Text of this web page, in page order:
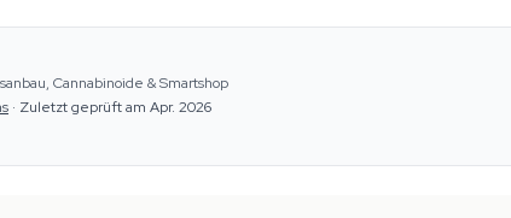
Cannabinoide & Smartshop
· Zuletzt geprüft am Apr. 2026